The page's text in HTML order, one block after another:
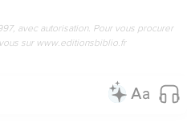
avec autorisation. Pour vous procurer
sur www.editionsbiblio.fr